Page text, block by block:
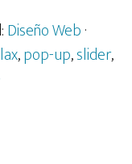
Diseño Web·
,pop-up,slider,